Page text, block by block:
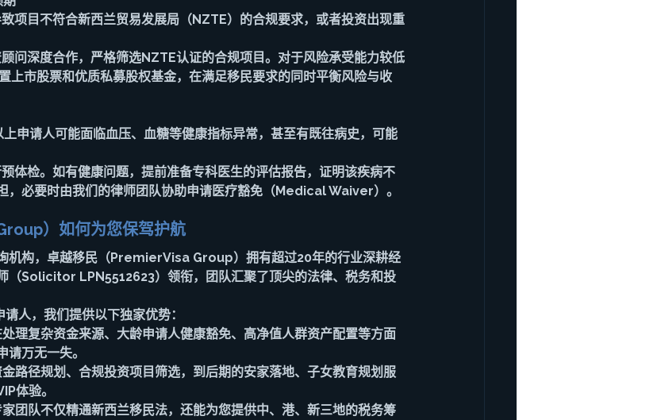
项目不符合新西兰贸易发展局（NZTE）的合规要求，或者投资出现重
问深度合作，严格筛选NZTE认证的合规项目。对于风险承受能力较低
上市股票和优质私募股权基金，在满足移民要求的同时平衡风险与收
申请人可能面临血压、血糖等健康指标异常，甚至有既往病史，可能
体检。如有健康问题，提前准备专科医生的评估报告，证明该疾病不
，必要时由我们的律师团队协助申请医疗豁免（Medical Waiver）。
）如何为您保驾护航
机构，卓越移民（PremierVisa Group）拥有超过20年的行业深耕经
（Solicitor LPN5512623）领衔，团队汇聚了顶尖的法律、税务和投
人，我们提供以下独家优势：
处理复杂资金来源、大龄申请人健康豁免、高净值人群资产配置等方面
万无一失。
金路径规划、合规投资项目筛选，到后期的安家落地、子女教育规划服
体验。
家团队不仅精通新西兰移民法，还能为您提供中、港、新三地的税务筹